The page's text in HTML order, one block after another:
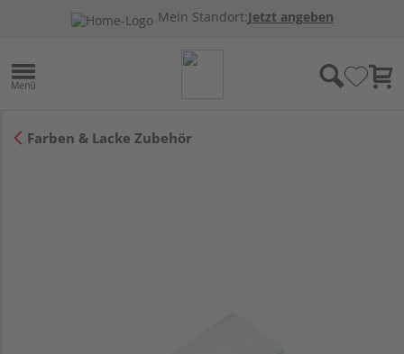
Mein Standort:Jetzt angeben
Farben & Lacke Zubehör